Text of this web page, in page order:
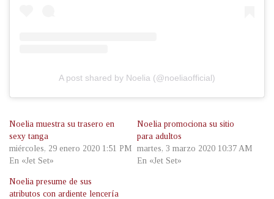
A post shared by Noelia (@noeliaofficial)
Noelia muestra su trasero en
sexy tanga
miércoles, 29 enero 2020 1:51 PM
En «Jet Set»
Noelia promociona su sitio
para adultos
martes, 3 marzo 2020 10:37 AM
En «Jet Set»
Noelia presume de sus
atributos con ardiente lencería